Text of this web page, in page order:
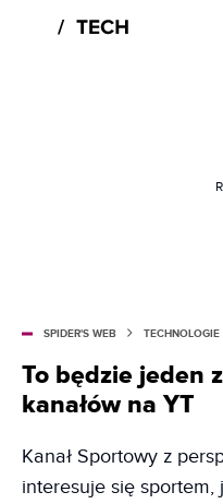
SPIDER'S WEB TECHNOLOGIE
To będzie jeden
kanałów na YT
Kanał Sportowy z
interesuje się